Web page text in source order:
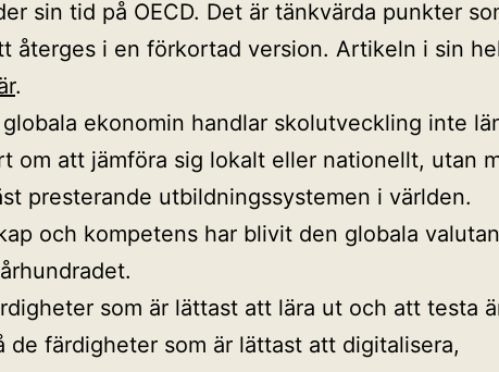
sin tid på OECD. Det är tänkvärda punkter
återges i en förkortad version. Artikeln i sin
.
ekonomin handlar skolutveckling inte
om att jämföra sig lokalt eller nationellt, utan
presterande utbildningssystemen i världen.
och kompetens har blivit den globala
som är lättast att lära ut och att testa
de färdigheter som är lättast att digitalisera,